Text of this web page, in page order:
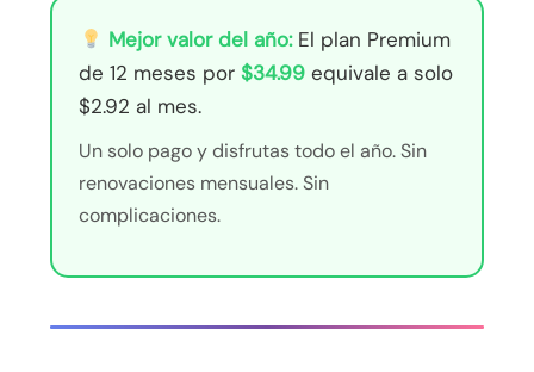
Mejor valor del año:El plan Premium
de 12 meses por$34.99 equivale a solo
$2.92 al mes.
Un solo pago y disfrutas todo el año. Sin
renovaciones mensuales. Sin
complicaciones.